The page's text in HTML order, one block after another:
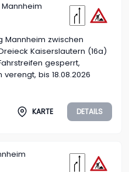
Mannheim zwischen
Kaiserslautern (16a)
gesperrt,
bis 18.08.2026
KARTE DETAILS